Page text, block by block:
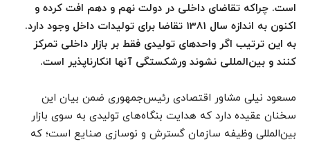
است. چراکه تقاضای داخلی در دولت نهم و دهم افت کرده و
اکنون به اندازه سال 1381 تقاضا برای تولیدات داخل وجود دارد.
به این ترتیب اگر واحدهای تولیدی فقط بر بازار داخلی تمرکز
کنند و بین‌المللی نشوند ورشکستگی آنها انکار‌ناپذیر است.
مسعود نیلی مشاور اقتصادی رئیس‌جمهوری ضمن بیان این
سخنان عقیده دارد که هدایت بنگاه‌های تولیدی به سوی بازار
بین‌المللی وظیفه سازمان گسترش و نوسازی صنایع است؛ که